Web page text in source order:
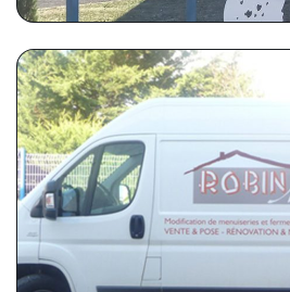
ROBIN
Marquage sur un